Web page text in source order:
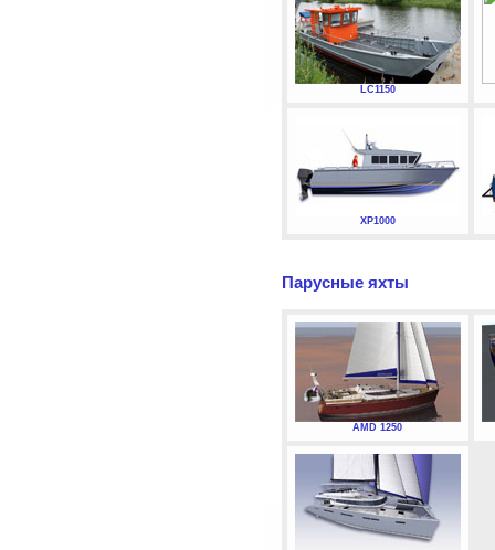
LC1150
XP1000
Парусные яхты
AMD 1250